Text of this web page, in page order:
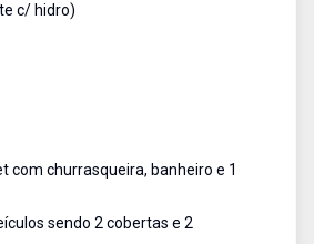
c/ hidro)
com churrasqueira, banheiro e 1
sendo 2 cobertas e 2